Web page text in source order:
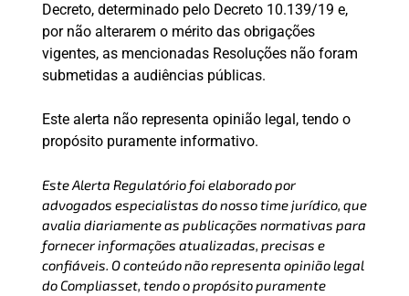
Decreto, determinado pelo Decreto 10.139/19 e,
por não alterarem o mérito das obrigações
vigentes, as mencionadas Resoluções não foram
submetidas a audiências públicas.
Este alerta não representa opinião legal, tendo o
propósito puramente informativo.
Este Alerta Regulatório foi elaborado por
advogados especialistas do nosso time jurídico, que
avalia diariamente as publicações normativas para
fornecer informações atualizadas, precisas e
confiáveis. O conteúdo não representa opinião legal
do Compliasset, tendo o propósito puramente